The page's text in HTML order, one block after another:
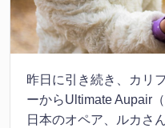
昨日に引き続き、カリ
ーからUltimate Aupair
日本のオペア、ルカさ